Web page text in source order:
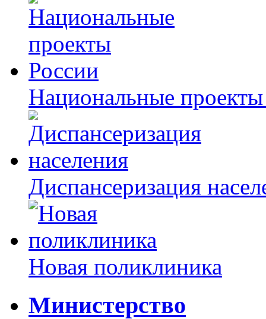
Национальные
Диспансеризация
Новая поликлиника
Министерство